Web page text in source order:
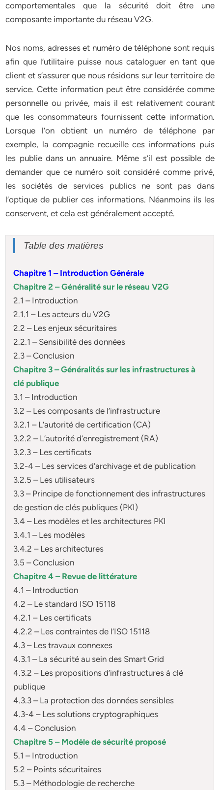
comportementales que la sécurité doit être une
composante importante du réseau V2G.
Nos noms, adresses et numéro de téléphone sont requis
afin que l’utilitaire puisse nous cataloguer en tant que
client et s’assurer que nous résidons sur leur territoire de
service. Cette information peut être considérée comme
personnelle ou privée, mais il est relativement courant
que les consommateurs fournissent cette information.
Lorsque l’on obtient un numéro de téléphone par
exemple, la compagnie recueille ces informations puis
les publie dans un annuaire. Même s’il est possible de
demander que ce numéro soit considéré comme privé,
les sociétés de services publics ne sont pas dans
l’optique de publier ces informations. Néanmoins ils les
conservent, et cela est généralement accepté.
Table des matières
Chapitre 1 – Introduction Générale
Chapitre 2 – Généralité sur le réseau V2G
2.1 – Introduction
2.1.1 – Les acteurs du V2G
2.2 – Les enjeux sécuritaires
2.2.1 – Sensibilité des données
2.3 – Conclusion
Chapitre 3 – Généralités sur les infrastructures à
clé publique
3.1 – Introduction
3.2 – Les composants de l’infrastructure
3.2.1 – L’autorité de certification (CA)
3.2.2 – L’autorité d’enregistrement (RA)
3.2.3 – Les certificats
3.2-4 – Les services d’archivage et de publication
3.2.5 – Les utilisateurs
3.3 – Principe de fonctionnement des infrastructures
de gestion de clés publiques (PKI)
3.4 – Les modèles et les architectures PKI
3.4.1 – Les modèles
3.4.2 – Les architectures
3.5 – Conclusion
Chapitre 4 – Revue de littérature
4.1 – Introduction
4.2 – Le standard ISO 15118
4.2.1 – Les certificats
4.2.2 – Les contraintes de l’ISO 15118
4.3 – Les travaux connexes
4.3.1 – La sécurité au sein des Smart Grid
4.3.2 – Les propositions d’infrastructures à clé
publique
4.3.3 – La protection des données sensibles
4.3-4 – Les solutions cryptographiques
4.4 – Conclusion
Chapitre 5 – Modèle de sécurité proposé
5.1 – Introduction
5.2 – Points sécuritaires
5.3 – Méthodologie de recherche